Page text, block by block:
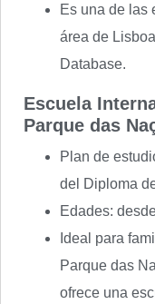
Es una de las
área de
Database.
Escuela
Parque das
Plan de
del Diploma
Edades:
Ideal para
Parque das
ofrece una